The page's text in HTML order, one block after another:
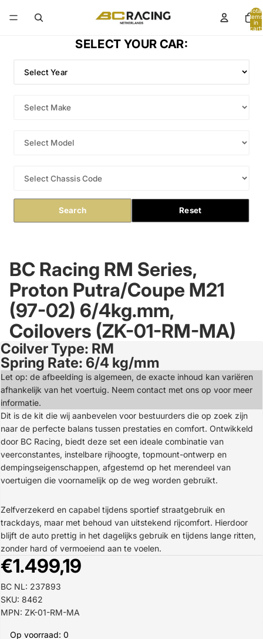
Total
items
in
cart:
SELECT YOUR CAR:
Search Reset
BC Racing RM Series,
Proton Putra/Coupe M21
(97-02) 6/4kg.mm,
Coilovers (ZK-01-RM-MA)
Open
image
in
full
screen
Coilver Type: RM
Spring Rate: 6/4 kg/mm
Let op: de afbeelding is algemeen, de exacte inhoud kan variëren
afhankelijk van het voertuig. Neem contact met ons op voor meer
informatie.
Dit is de kit die wij aanbevelen voor bestuurders die op zoek zijn
naar de perfecte balans tussen prestaties en comfort. Ontwikkeld
door BC Racing, biedt deze set een ideale combinatie van
veerconstantes, instelbare rijhoogte, topmount-ontwerp en
dempingseigenschappen, afgestemd op het merendeel van
voertuigen die voornamelijk op de weg worden gebruikt.
Zelfverzekerd en capabel tijdens sportief straatgebruik en
trackdays, maar met behoud van uitstekend rijcomfort. Hierdoor
blijft de auto prettig in het dagelijks gebruik en tijdens lange ritten,
zonder hard of vermoeiend aan te voelen.
€1.499,19
BC NL: 237893
SKU: 8462
MPN: ZK-01-RM-MA
Op voorraad: 0